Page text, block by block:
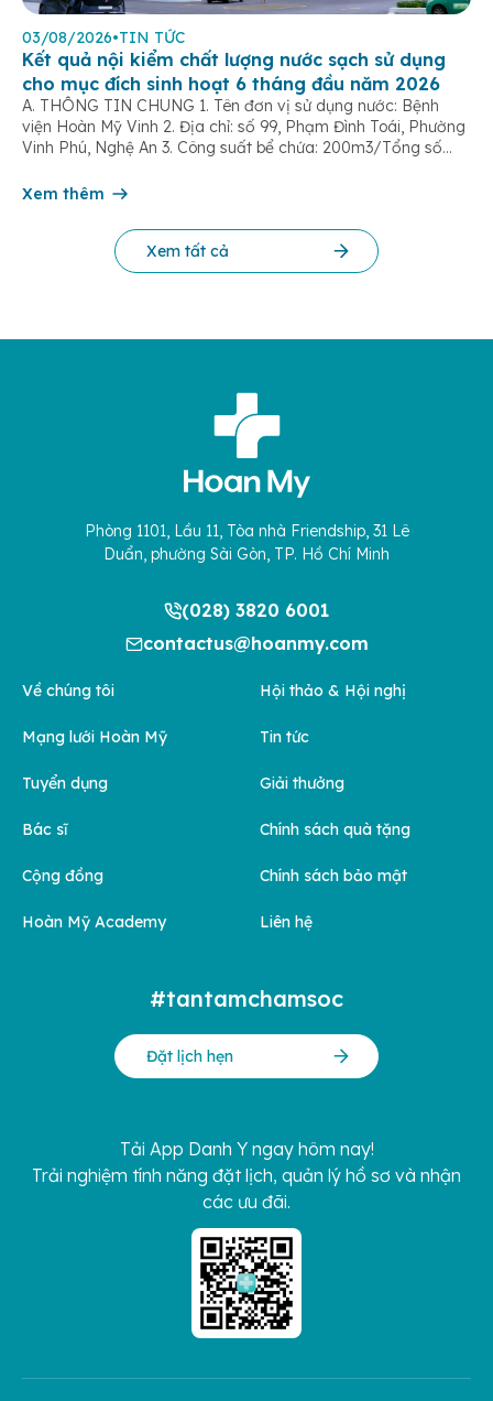
03/08/2026•TIN TỨC
Kết quả nội kiểm chất lượng nước sạch sử dụng
cho mục đích sinh hoạt 6 tháng đầu năm 2026
A. THÔNG TIN CHUNG 1. Tên đơn vị sử dụng nước: Bệnh
viện Hoàn Mỹ Vinh 2. Địa chỉ: số 99, Phạm Đình Toái, Phường
Vinh Phú, Nghệ An 3. Công suất bể chứa: 200m3/Tổng số
nước: Công ty Cổ phần cấp nước Nghệ An […]
Xem thêm
Xem tất cả
Phòng 1101, Lầu 11, Tòa nhà Friendship, 31 Lê
Duẩn, phường Sài Gòn, TP. Hồ Chí Minh
(028) 3820 6001
contactus@hoanmy.com
Về chúng tôi
Mạng lưới Hoàn Mỹ
Tuyển dụng
Bác sĩ
Cộng đồng
Hoàn Mỹ Academy
Hội thảo & Hội nghị
Tin tức
Giải thưởng
Chính sách quà tặng
Chính sách bảo mật
Liên hệ
#tantamchamsoc
Đặt lịch hẹn
Tải App Danh Y ngay hôm nay!
Trải nghiệm tính năng đặt lịch, quản lý hồ sơ và nhận
các ưu đãi.